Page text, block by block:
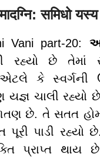
समिधो यस्य
Vani part-20:
રહ્યો છે તેમાં
કે સ્વર્ગની
યજ્ઞ ચાલી રહ્યો
છે. તે સતત
પૂરી પાડી રહ્યો
પ્રાપ્ત થાય